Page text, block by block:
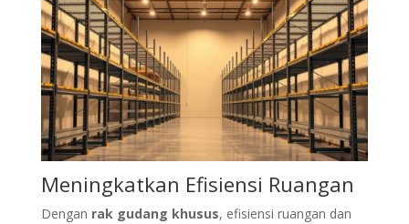
Meningkatkan Efisiensi Ruangan
Dengan rak gudang khusus, efisiensi ruangan dan